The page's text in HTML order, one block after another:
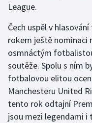
Moderní pětiboj
Motorsport
Olympijské hry
Parasport
League.
Čech uspěl v
rokem ještě nominaci
osmnáctým
soutěže. Spolu s ním
fotbalovou elitou
Manchesteru United
tento rok odtajní
jsou mezi legendami i